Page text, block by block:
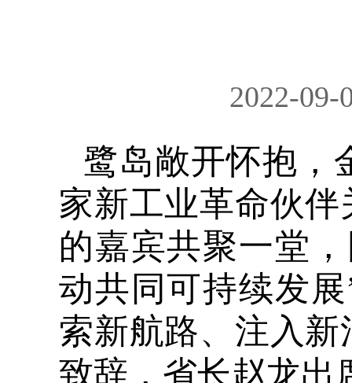
2022-09-
鹭岛敞开怀抱，
家新工业革命伙
的嘉宾共聚一堂
动共同可持续发
索新航路、注入
致辞，省长赵龙出